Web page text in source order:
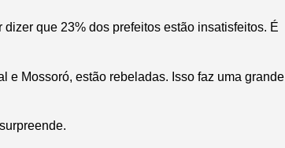
que 23% dos prefeitos estão insatisfeitos. É
e Mossoró, estão rebeladas. Isso faz uma grande